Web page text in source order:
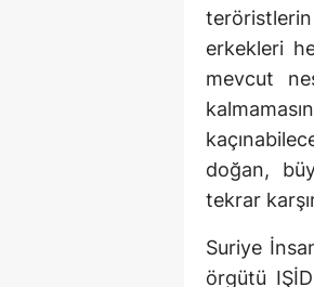
teröristlerin
erkekleri
mevcut
doğan,
tekrar
Suriye
örgütü